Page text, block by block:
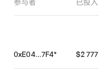
参与者 已投入
0xE04...7F4* $2 777